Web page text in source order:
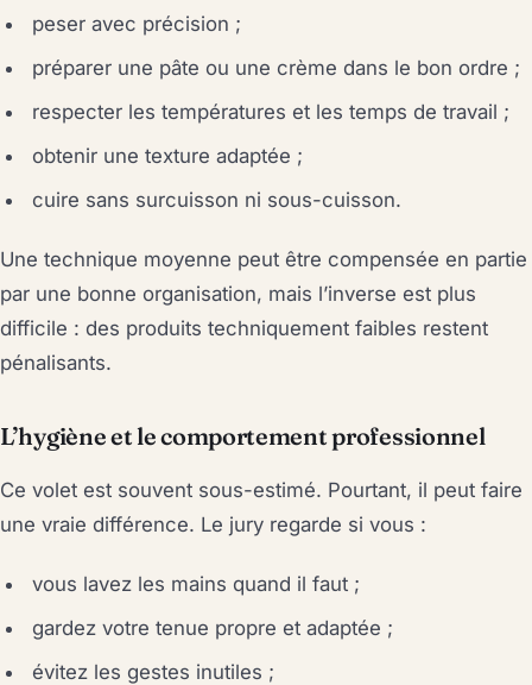
peser avec précision ;
préparer une pâte ou une crème dans le bon ordre ;
respecter les températures et les temps de travail ;
obtenir une texture adaptée ;
cuire sans surcuisson ni sous-cuisson.
Une technique moyenne peut être compensée en partie
par une bonne organisation, mais l’inverse est plus
difficile : des produits techniquement faibles restent
pénalisants.
L’hygiène et le comportement professionnel
Ce volet est souvent sous-estimé. Pourtant, il peut faire
une vraie différence. Le jury regarde si vous :
vous lavez les mains quand il faut ;
gardez votre tenue propre et adaptée ;
évitez les gestes inutiles ;